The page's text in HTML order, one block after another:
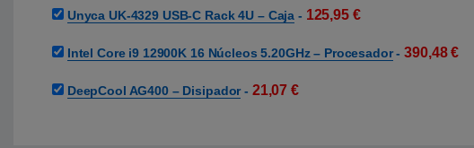
Unyca UK-4329 USB-C Rack 4U – Caja - 125,95 €
Intel Core i9 12900K 16 Núcleos 5.20GHz – Procesador-390,48€
DeepCool AG400 – Disipador- 21,07€